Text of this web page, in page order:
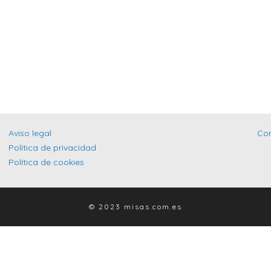
Aviso legal
Política de privacidad
Política de cookies
© 2023 misas.com.es